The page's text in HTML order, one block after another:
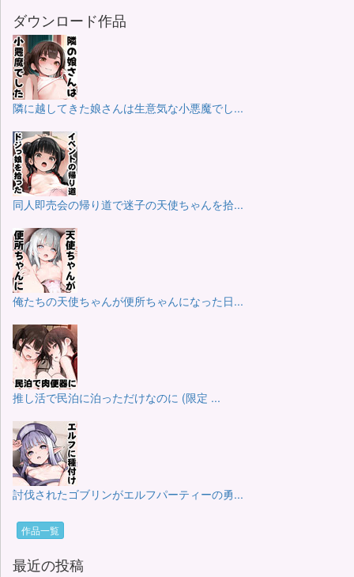
ダウンロード作品
隣に越してきた娘さんは生意気な小悪魔でし...
同人即売会の帰り道で迷子の天使ちゃんを拾...
俺たちの天使ちゃんが便所ちゃんになった日...
推し活で民泊に泊っただけなのに (限定 ...
討伐されたゴブリンがエルフパーティーの勇...
作品一覧
最近の投稿